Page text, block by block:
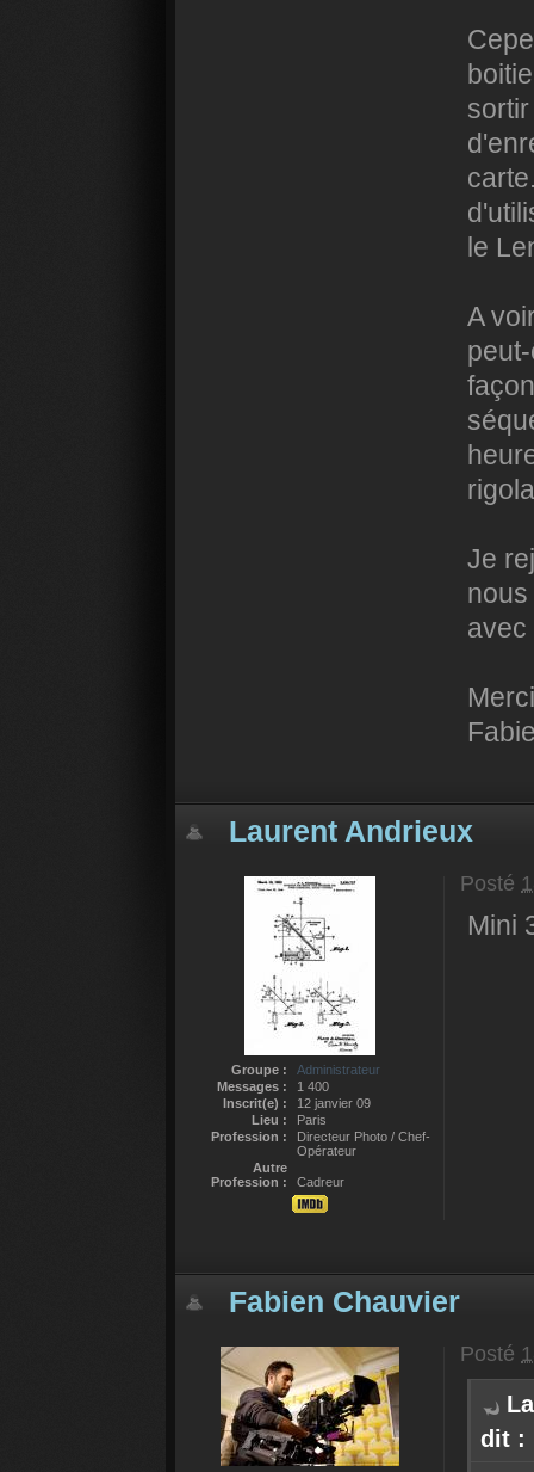
le
A
Je
avec
Laurent Andrieux
Groupe :
Administrateur
Messages :
1 400
Inscrit(e) :
12 janvier 09
Lieu :
Paris
Profession :
Directeur Photo / Chef-
Opérateur
Autre
Profession :
Cadreur
Posté
Mini
Fabien Chauvier
Posté
dit :